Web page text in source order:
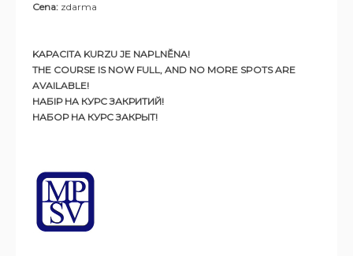
Cena: zdarma
KAPACITA KURZU JE NAPLNĚNA!
THE COURSE IS NOW FULL, AND NO MORE SPOTS ARE
AVAILABLE!
НАБІР НА КУРС ЗАКРИТИЙ!
НАБОР НА КУРС ЗАКРЫТ!